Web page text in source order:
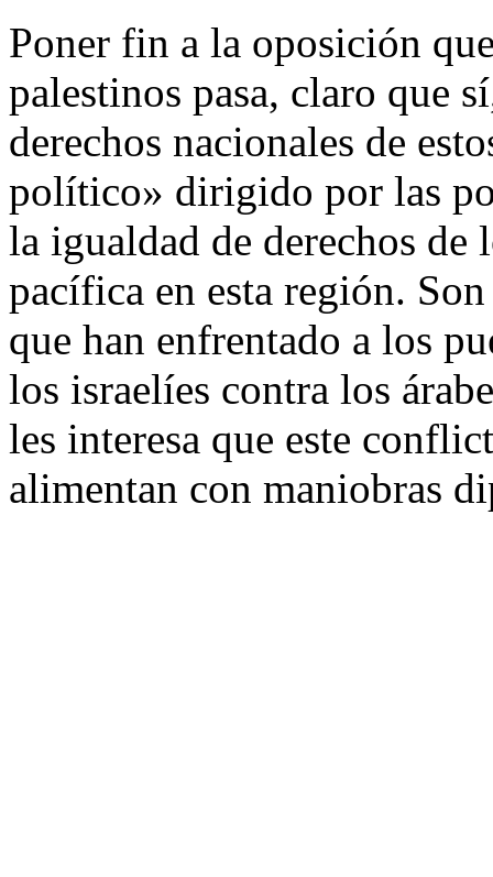
Poner fin a la oposición
palestinos pasa, claro que
derechos nacionales de
político» dirigido por las
la igualdad de derechos de
pacífica en esta región.
que han enfrentado a los
los israelíes contra los
les interesa que este
alimentan con maniobras